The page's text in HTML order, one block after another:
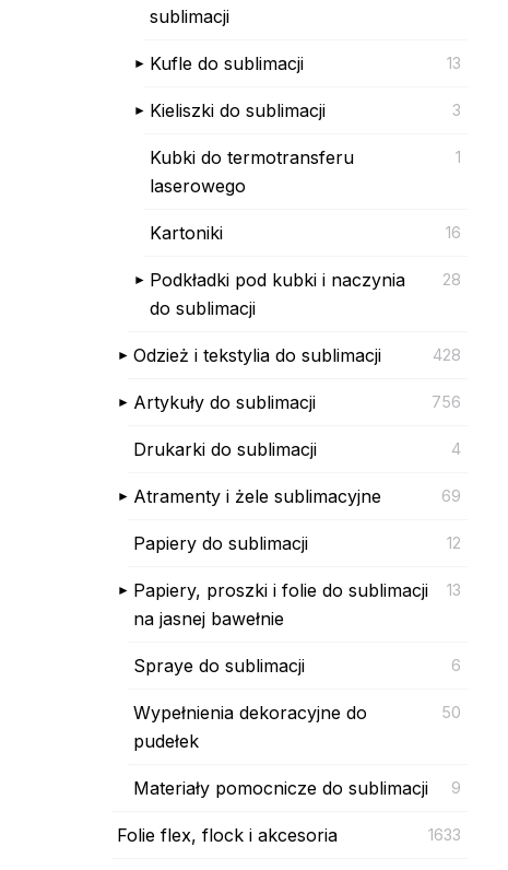
sublimacji
Kufle do sublimacji 13
Kieliszki do sublimacji 3
Kubki do termotransferu
laserowego
1
Kartoniki 16
Podkładki pod kubki i naczynia
do sublimacji
28
Odzież i tekstylia do sublimacji 428
Artykuły do sublimacji 756
Drukarki do sublimacji 4
Atramenty i żele sublimacyjne 69
Papiery do sublimacji 12
Papiery, proszki i folie do sublimacji
na jasnej bawełnie
13
Spraye do sublimacji 6
Wypełnienia dekoracyjne do
pudełek
50
Materiały pomocnicze do sublimacji 9
Folie flex, flock i akcesoria 1633